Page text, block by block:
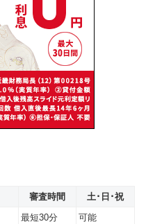
審査時間
土･日･祝
最短30分
可能